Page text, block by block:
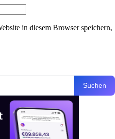
in diesem Browser speichern,
Suchen